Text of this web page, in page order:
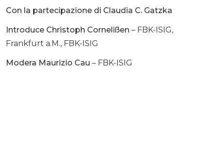
Con la partecipazione di Claudia C. Gatzka
Introduce Christoph Cornelißen – FBK-ISIG,
Frankfurt a.M., FBK-ISIG
Modera Maurizio Cau – FBK-ISIG